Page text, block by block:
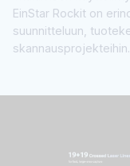
EinStar Rockit on
suunnitteluun,
skannausprojekteihin.